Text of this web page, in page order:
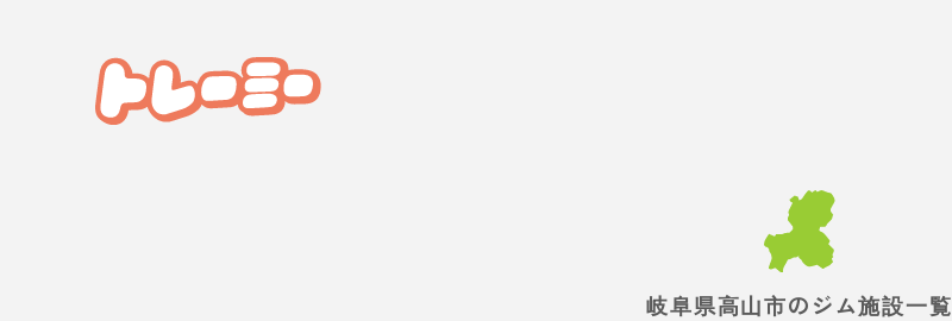
岐阜県高山市のジム施設一覧